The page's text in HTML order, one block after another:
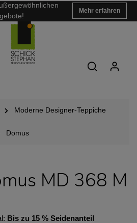
Mehr erfahren
Moderne Designer-Teppiche
Domus
MD 368 M
Bis zu 15 % Seidenanteil